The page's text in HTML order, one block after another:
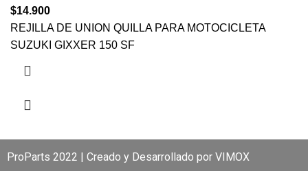
$14.900
REJILLA DE UNION QUILLA PARA MOTOCICLETA
SUZUKI GIXXER 150 SF
ProParts 2022 | Creado y Desarrollado por VIMOX